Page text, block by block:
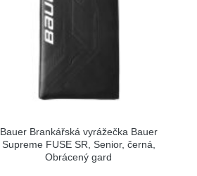
Bauer Brankářská vyrážečka Bauer
Supreme FUSE SR, Senior, černá,
Obrácený gard